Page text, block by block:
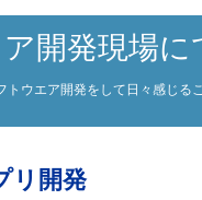
開発現場に
ウエア開発をして日々感じる
リ開発